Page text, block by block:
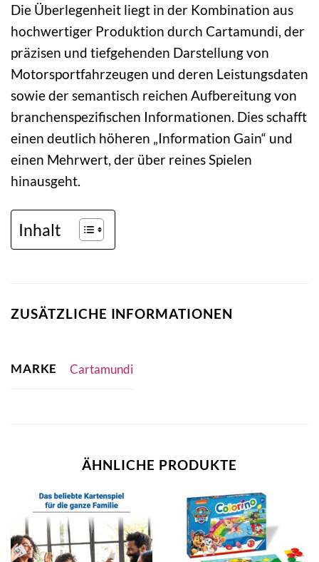
Die Überlegenheit liegt in der Kombination aus
hochwertiger Produktion durch Cartamundi, der
präzisen und tiefgehenden Darstellung von
Motorsportfahrzeugen und deren Leistungsdaten
sowie der semantisch reichen Aufbereitung von
branchenspezifischen Informationen. Dies schafft
einen deutlich höheren „Information Gain“ und
einen Mehrwert, der über reines Spielen
hinausgeht.
Inhalt
ZUSÄTZLICHE INFORMATIONEN
MARKE Cartamundi
ÄHNLICHE PRODUKTE